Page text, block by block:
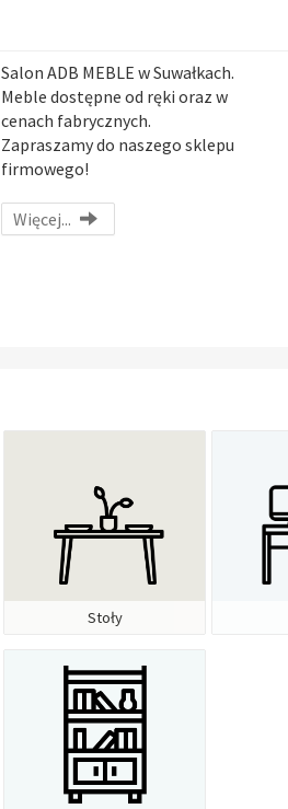
Salon ADB MEBLE w Suwałkach.
Meble dostępne od ręki oraz w
cenach fabrycznych.
Zapraszamy do naszego sklepu
firmowego!
Więcej...
Stoły